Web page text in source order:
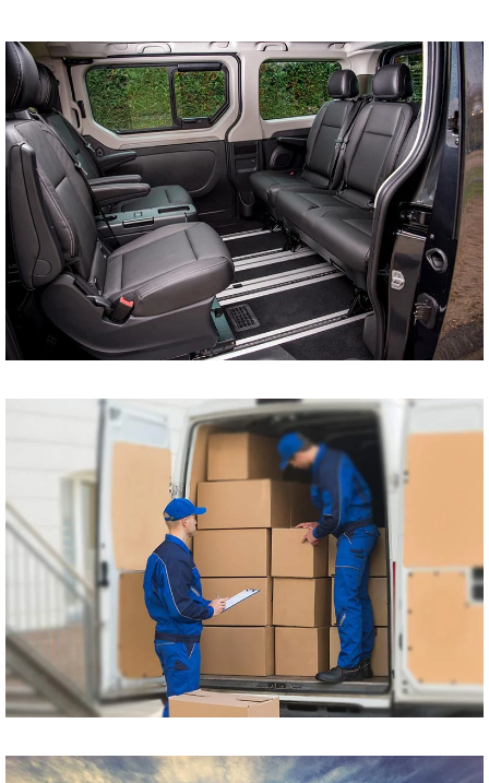
Koszalina Bydgoszczy
Kołobrzegu Piły
Chojnic Tucholi
Więcborka Nakła nad
Notecią Białogardu
Gryfic Sępólna
Krajeńskiego
Człuchowa Szczecinka
Barwic Świdnicy
Trzcianki Złotowa
Czarnkowa Chodzieży
Wałcza z pod adresu
drzwi do drzwi
Przewóz osób